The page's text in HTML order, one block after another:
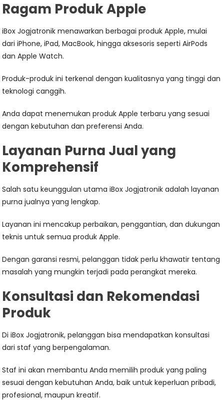
Ragam Produk Apple
iBox Jogjatronik menawarkan berbagai produk Apple, mulai
dari iPhone, iPad, MacBook, hingga aksesoris seperti AirPods
dan Apple Watch.
Produk-produk ini terkenal dengan kualitasnya yang tinggi dan
teknologi canggih.
Anda dapat menemukan produk Apple terbaru yang sesuai
dengan kebutuhan dan preferensi Anda.
Layanan Purna Jual yang
Komprehensif
Salah satu keunggulan utama iBox Jogjatronik adalah layanan
purna jualnya yang lengkap.
Layanan ini mencakup perbaikan, penggantian, dan dukungan
teknis untuk semua produk Apple.
Dengan garansi resmi, pelanggan tidak perlu khawatir tentang
masalah yang mungkin terjadi pada perangkat mereka.
Konsultasi dan Rekomendasi
Produk
Di iBox Jogjatronik, pelanggan bisa mendapatkan konsultasi
dari staf yang berpengalaman.
Staf ini akan membantu Anda memilih produk yang paling
sesuai dengan kebutuhan Anda, baik untuk keperluan pribadi,
profesional, maupun kreatif.